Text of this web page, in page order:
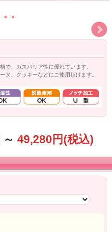
で、ガスバリア性に優れています。
ヌ、クッキーなどにご使用頂けます。
～ 49,280円(税込)